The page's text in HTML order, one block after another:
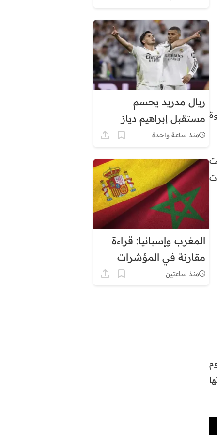
ريال مدريد يحسم
مستقبل إبراهيم دياز
منذ ساعة واحدة
المغرب وإسبانيا: قراءة
مقارنة في المؤشرات
الاقتصادية والعسكرية
منذ ساعتين